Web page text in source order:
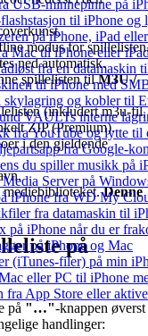
USB-minnepinne på
til iPhone
på iPhone, iPad
Mac til iPhone eller
fra en datamaskin
til iPhone med
og kobler til
VAULTs interne
fra YouTube og lytte
fra Google-
du spiller musikk på
Server på
iPhone fra WD My
fra datamaskin til
på iPhone når du er
på iPhone og Mac
(iTunes-filer) på min
eller PC til iPhone
fra App Store eller
modus for
ned automatisk.
spillelisten tilM3U /
(inkludert m3u-fil,
ZIP (Premium).
i den gjeldende
Denne
på
på "…"-knappen øverst
handlinger: